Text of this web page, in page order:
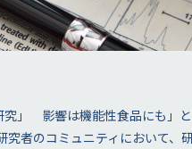
」 影響は機能性食品にも」
者のコミュニティにおいて、